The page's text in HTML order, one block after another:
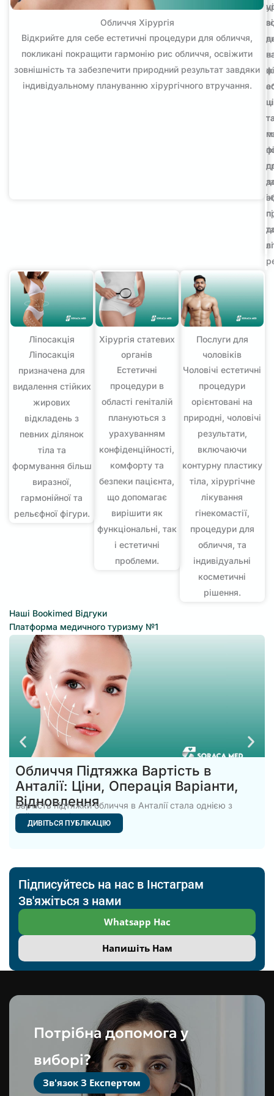
Обличчя Хірургія
Відкрийте для себе естетичні процедури для обличчя,
покликані покращити гармонію рис обличчя, освіжити
зовнішність та забезпечити природний результат завдяки
індивідуальному плануванню хірургічного втручання.
Ліпосакція
Ліпосакція
призначена для
видалення стійких
жирових
відкладень з
певних ділянок
тіла та
формування більш
виразної,
гармонійної та
рельєфної фігури.
Хірургія статевих
органів
Естетичні
процедури в
області геніталій
плануються з
урахуванням
конфіденційності,
комфорту та
безпеки пацієнта,
що допомагає
вирішити як
функціональні, так
і естетичні
проблеми.
Послуги для
чоловіків
Чоловічі естетичні
процедури
орієнтовані на
природні, чоловічі
результати,
включаючи
контурну пластику
тіла, хірургічне
лікування
гінекомастії,
процедури для
обличчя, та
індивідуальні
косметичні
рішення.
Наші Bookimed Відгуки
Платформа медичного туризму №1
Обличчя Підтяжка Вартість в
Анталії: Ціни, Операція Варіанти,
Відновлення
Вартість підтяжки обличчя в Анталії стала однією з
найпопулярніших тем
ДИВІТЬСЯ ПУБЛІКАЦІЮ
Підписуйтесь на нас в Інстаграм
Зв'яжіться з нами
Whatsapp Нас
Напишіть Нам
Потрібна допомога у
виборі?
Зв'язок З Експертом